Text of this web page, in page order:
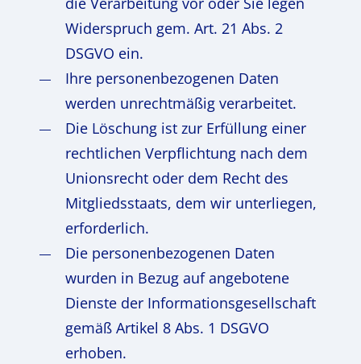
Widerspruch gem. Art. 21 Abs. 2
DSGVO ein.
Ihre personenbezogenen Daten
werden unrechtmäßig verarbeitet.
Die Löschung ist zur Erfüllung einer
rechtlichen Verpflichtung nach dem
Unionsrecht oder dem Recht des
Mitgliedsstaats, dem wir unterliegen,
erforderlich.
Die personenbezogenen Daten
wurden in Bezug auf angebotene
Dienste der Informationsgesellschaft
gemäß Artikel 8 Abs. 1 DSGVO
erhoben.